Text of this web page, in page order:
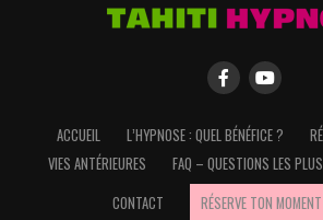
ACCUEIL L’HYPNOSE : QUEL BÉNÉFICE ?
VIES ANTÉRIEURES
FAQ – QUESTIONS LES
CONTACT
RÉSERVE TON